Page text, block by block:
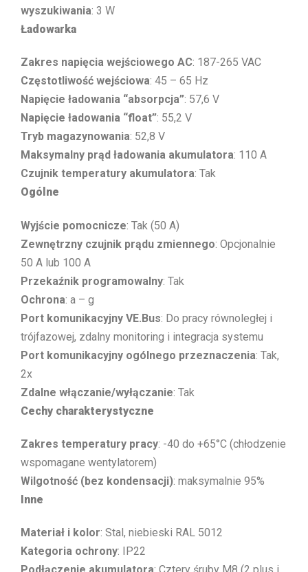
wyszukiwania: 3 W
Ładowarka
Zakres napięcia wejściowego AC: 187-265 VAC
Częstotliwość wejściowa: 45 – 65 Hz
Napięcie ładowania “absorpcja”: 57,6 V
Napięcie ładowania “float”: 55,2 V
Tryb magazynowania: 52,8 V
Maksymalny prąd ładowania akumulatora: 110 A
Czujnik temperatury akumulatora: Tak
Ogólne
Wyjście pomocnicze: Tak (50 A)
Zewnętrzny czujnik prądu zmiennego: Opcjonalnie
50 A lub 100 A
Przekaźnik programowalny: Tak
Ochrona: a – g
Port komunikacyjny VE.Bus: Do pracy równoległej i
trójfazowej, zdalny monitoring i integracja systemu
Port komunikacyjny ogólnego przeznaczenia: Tak,
2x
Zdalne włączanie/wyłączanie: Tak
Cechy charakterystyczne
Zakres temperatury pracy: -40 do +65°C (chłodzenie
wspomagane wentylatorem)
Wilgotność (bez kondensacji): maksymalnie 95%
Inne
Materiał i kolor: Stal, niebieski RAL 5012
Kategoria ochrony: IP22